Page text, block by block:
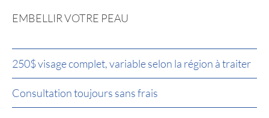
EMBELLIR VOTRE PEAU
250$ visage complet, variable selon la région à traiter
Consultation toujours sans frais